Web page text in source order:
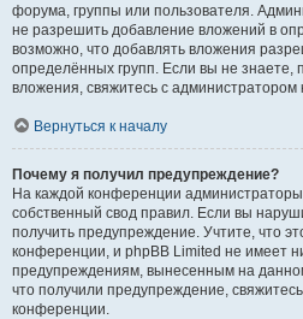
форума, группы или пользователя.
не разрешить добавление вложений в
возможно, что добавлять вложения
определённых групп. Если вы не знаете,
вложения, свяжитесь с администратором
Вернуться к началу
Почему я получил предупреждение?
На каждой конференции администраторы
собственный свод правил. Если вы
получить предупреждение. Учтите, что
конференции, и phpBB Limited не имеет
предупреждениям, вынесенным на
что получили предупреждение,
конференции.